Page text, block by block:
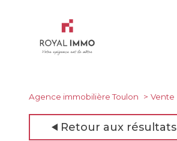
Agence immobilière Toulon
Vente
Retour aux résultats